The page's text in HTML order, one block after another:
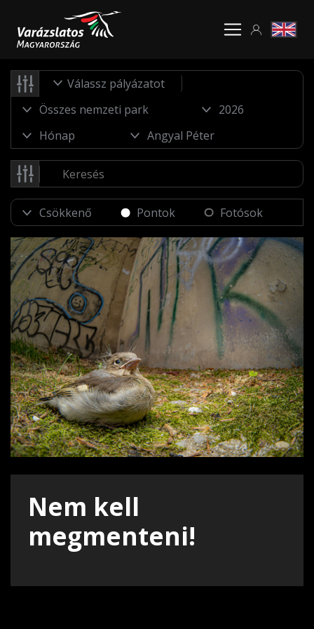
Válassz pályázatot
Pontok Fotósok
Nem kell
megmenteni!